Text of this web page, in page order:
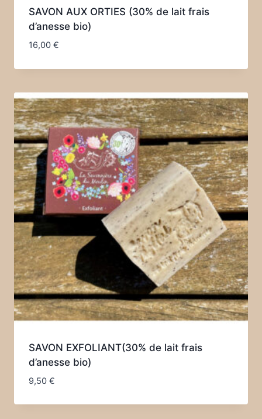
SAVON AUX ORTIES (30% de lait frais
d’anesse bio)
16,00 €
SAVON EXFOLIANT(30% de lait frais
d’anesse bio)
9,50 €